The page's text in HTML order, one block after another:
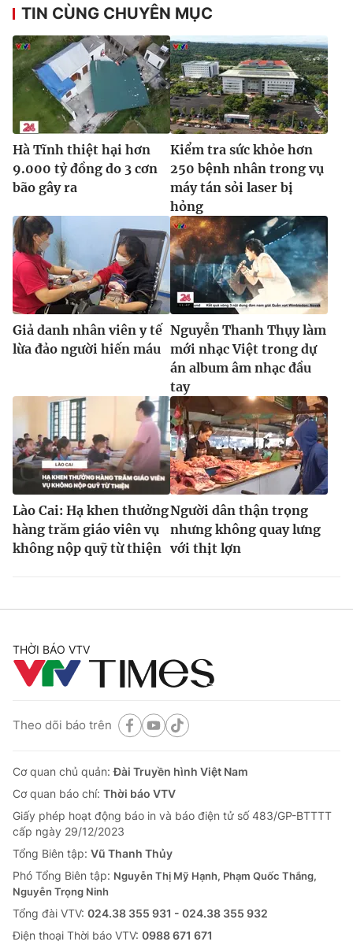
TIN CÙNG CHUYÊN MỤC
Hà Tĩnh thiệt hại hơn
9.000 tỷ đồng do 3 cơn
bão gây ra
Kiểm tra sức khỏe hơn
250 bệnh nhân trong vụ
máy tán sỏi laser bị
hỏng
Giả danh nhân viên y tế
lừa đảo người hiến máu
Nguyễn Thanh Thụy làm
mới nhạc Việt trong dự
án album âm nhạc đầu
tay
Lào Cai: Hạ khen thưởng
hàng trăm giáo viên vụ
không nộp quỹ từ thiện
Người dân thận trọng
nhưng không quay lưng
với thịt lợn
THỜI BÁO VTV
Theo dõi báo trên
Cơ quan chủ quản:Đài Truyền hình Việt Nam
Cơ quan báo chí: Thời báo VTV
Giấy phép hoạt động báo in và báo điện tử số 483/GP-BTTTT
cấp ngày 29/12/2023
Tổng Biên tập: Vũ Thanh Thủy
Phó Tổng Biên tập: Nguyễn Thị Mỹ Hạnh, Phạm Quốc Thắng,
Nguyễn Trọng Ninh
Tổng đài VTV: 024.38 355 931 - 024.38 355 932
Ðiện thoại Thời báo VTV: 0988 671 671